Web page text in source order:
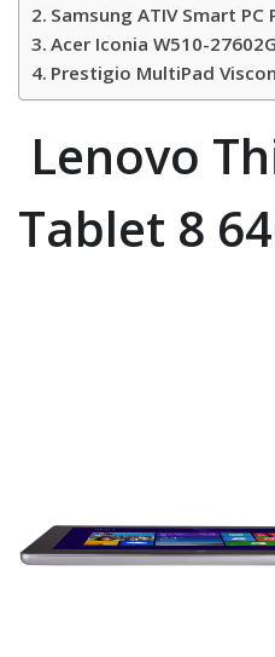
Samsung ATIV Smart PC
Acer Iconia W510-
Prestigio MultiPad
Lenovo
Tablet 8